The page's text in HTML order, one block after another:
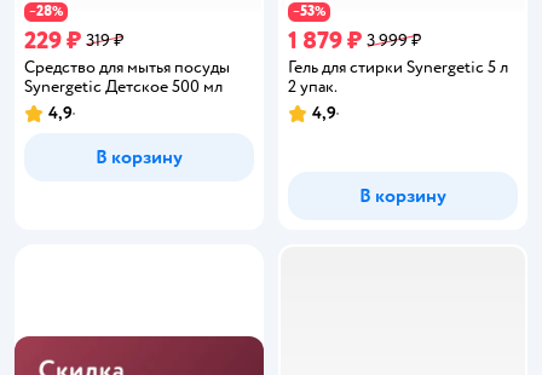
−28%
229 ₽ 319 ₽
Средство для мытья посуды
Synergetic Детское 500 мл
Рейтинг:
4,9
В корзину
−53%
1 879 ₽ 3 999 ₽
Гель для стирки Synergetic 5 л
2 упак.
Рейтинг:
4,9
В корзину